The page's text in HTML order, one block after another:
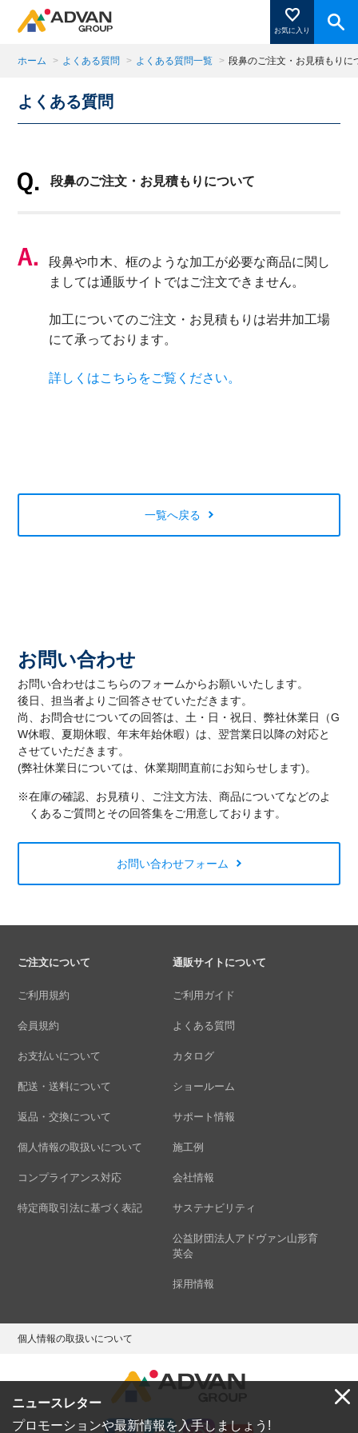
お気に入り
商品ページにある「お気に入り登録」を押すと登録した
商品がここに表示されます。
ニュースレター
プロモーションや最新情報を入手しましょう!
ホーム > よくある質問 > よくある質問一覧 > 段鼻のご注文・お見積もりに
よくある質問
段鼻のご注文・お見積もりについて
段鼻や巾木、框のような加工が必要な商品に関し
ましては通販サイトではご注文できません。
加工についてのご注文・お見積もりは岩井加工場
にて承っております。
詳しくはこちらをご覧ください。
一覧へ戻る
お問い合わせ
お問い合わせはこちらのフォームからお願いいたします。
後日、担当者よりご回答させていただきます。
尚、お問合せについての回答は、土・日・祝日、弊社休業日（G
W休暇、夏期休暇、年末年始休暇）は、翌営業日以降の対応と
させていただきます。
(弊社休業日については、休業期間直前にお知らせします)。
※在庫の確認、お見積り、ご注文方法、商品についてなどのよ
くあるご質問とその回答集をご用意しております。
お問い合わせフォーム
ご注文について
ご利用規約
会員規約
お支払いについて
配送・送料について
返品・交換について
個人情報の取扱いについて
コンプライアンス対応
特定商取引法に基づく表記
通販サイトについて
ご利用ガイド
よくある質問
カタログ
ショールーム
サポート情報
施工例
会社情報
サステナビリティ
公益財団法人アドヴァン山形育
英会
採用情報
個人情報の取扱いについて